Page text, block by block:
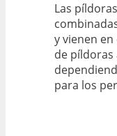
Las
y vienen
de píldoras
para los